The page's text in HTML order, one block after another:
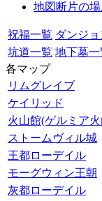
地図断片の
祝福一覧 ダンジ
坑道一覧 地下墓一
各マップ
リムグレイブ
ケイリッド
火山館(ゲルミア
ストームヴィル城
王都ローデイル
モーグウィン王朝
灰都ローデイル